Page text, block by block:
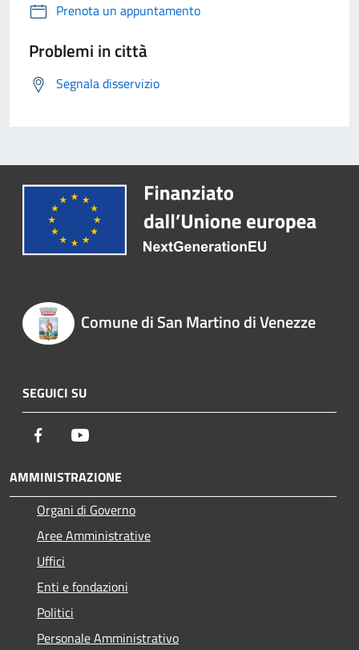
Prenota un appuntamento
Problemi in città
Segnala disservizio
Comune di San Martino di Venezze
SEGUICI SU
Facebook
AMMINISTRAZIONE
Organi di Governo
Aree Amministrative
Uffici
Enti e fondazioni
Politici
Personale Amministrativo